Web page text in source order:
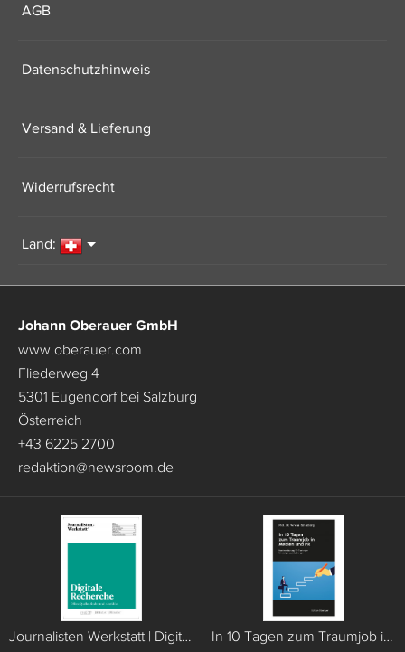
AGB
Datenschutzhinweis
Versand & Lieferung
Widerrufsrecht
Land:
Johann Oberauer GmbH
www.oberauer.com
Fliederweg 4
5301 Eugendorf bei Salzburg
Österreich
+43 6225 2700
redaktion@newsroom.de
Journalisten Werkstatt | Digitale Recherche In 10 Tagen zum Traumjob in Medien und PR